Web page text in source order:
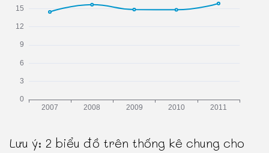
Lưu ý: 2 biểu đồ trên thống kê chung cho